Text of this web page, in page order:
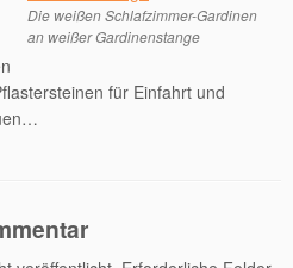
Die weißen Schlafzimmer-Gardinen
an weißer Gardinenstange
für Einfahrt und